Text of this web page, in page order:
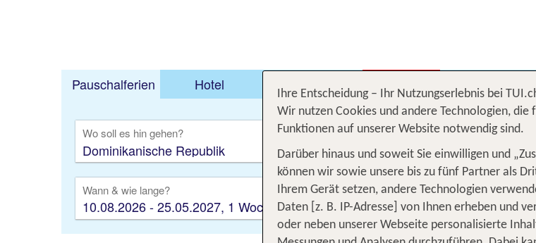
Ferien buchen Ferien Dominikanische Republik
Pauschalferien Hotel Städtereisen % DEALS Ferienhaus
Wo soll es hin gehen? Von wo?
Schweiz
Wann & wie lange?
10.08.2026 - 25.05.2027, 1 Woche
Wer reist mit?
2 Erwachsene
Ihre Entscheidung – Ihr Nutzungserlebnis bei
Wir nutzen Cookies und andere Technologien, die
Funktionen auf unserer Website notwendig sind.
Darüber hinaus und soweit Sie einwilligen und
können wir sowie unsere bis zu fünf Partner als
Ihrem Gerät setzen, andere Technologien
Daten [z. B. IP-Adresse] von Ihnen erheben und
oder neben unserer Webseite personalisierte